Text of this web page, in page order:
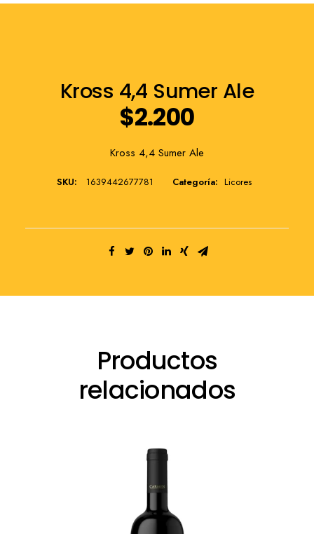
Kross 4,4 Sumer Ale
$2.200
Kross 4,4 Sumer Ale
SKU: 1639442677781 Categoría: Licores
Productos
relacionados